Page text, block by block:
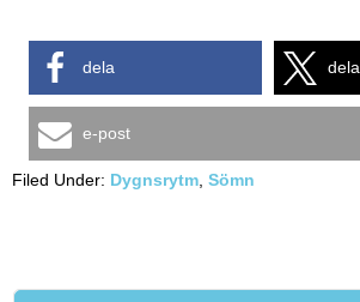
dela dela
e-post
Filed Under: Dygnsrytm Sömn